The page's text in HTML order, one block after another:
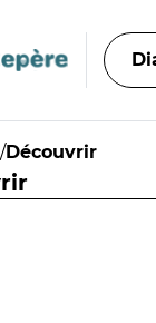
/Découvrir